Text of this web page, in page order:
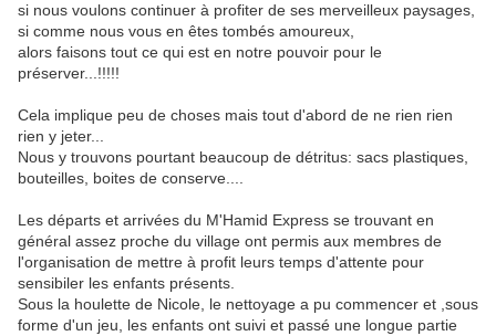
si nous voulons continuer à profiter de ses merveilleux paysages,
si comme nous vous en êtes tombés amoureux,
alors faisons tout ce qui est en notre pouvoir pour le
préserver...!!!!!
Cela implique peu de choses mais tout d'abord de ne rien rien
rien y jeter...
Nous y trouvons pourtant beaucoup de détritus: sacs plastiques,
bouteilles, boites de conserve....
Les départs et arrivées du M'Hamid Express se trouvant en
général assez proche du village ont permis aux membres de
l'organisation de mettre à profit leurs temps d'attente pour
sensibiler les enfants présents.
Sous la houlette de Nicole, le nettoyage a pu commencer et ,sous
forme d'un jeu, les enfants ont suivi et passé une longue partie